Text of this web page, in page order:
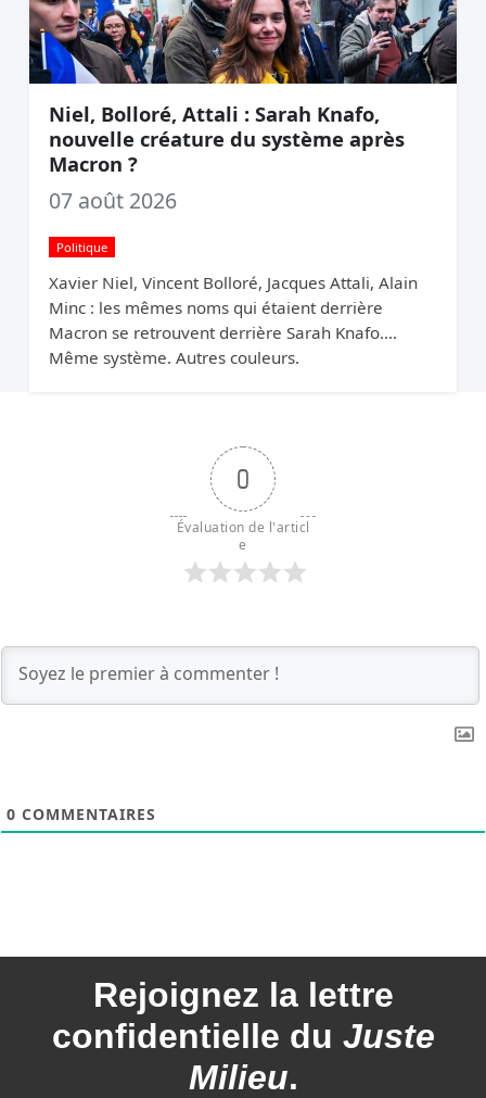
Niel, Bolloré, Attali : Sarah Knafo,
nouvelle créature du système après
Macron ?
07 août 2026
Politique
Xavier Niel, Vincent Bolloré, Jacques Attali, Alain
Minc : les mêmes noms qui étaient derrière
Macron se retrouvent derrière Sarah Knafo.
Même système. Autres couleurs.
0
Évaluation de l'articl
e
0 COMMENTAIRES
Rejoignez la lettre
confidentielle du Juste
Milieu.